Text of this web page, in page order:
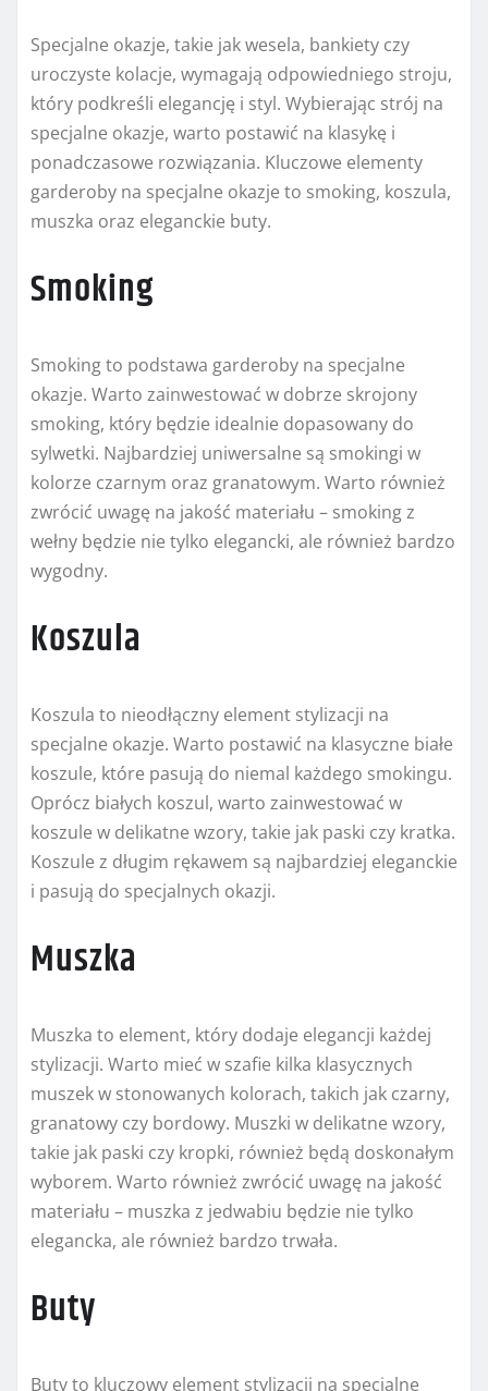
Specjalne okazje, takie jak wesela, bankiety czy
uroczyste kolacje, wymagają odpowiedniego stroju,
który podkreśli elegancję i styl. Wybierając strój na
specjalne okazje, warto postawić na klasykę i
ponadczasowe rozwiązania. Kluczowe elementy
garderoby na specjalne okazje to smoking, koszula,
muszka oraz eleganckie buty.
Smoking
Smoking to podstawa garderoby na specjalne
okazje. Warto zainwestować w dobrze skrojony
smoking, który będzie idealnie dopasowany do
sylwetki. Najbardziej uniwersalne są smokingi w
kolorze czarnym oraz granatowym. Warto również
zwrócić uwagę na jakość materiału – smoking z
wełny będzie nie tylko elegancki, ale również bardzo
wygodny.
Koszula
Koszula to nieodłączny element stylizacji na
specjalne okazje. Warto postawić na klasyczne białe
koszule, które pasują do niemal każdego smokingu.
Oprócz białych koszul, warto zainwestować w
koszule w delikatne wzory, takie jak paski czy kratka.
Koszule z długim rękawem są najbardziej eleganckie
i pasują do specjalnych okazji.
Muszka
Muszka to element, który dodaje elegancji każdej
stylizacji. Warto mieć w szafie kilka klasycznych
muszek w stonowanych kolorach, takich jak czarny,
granatowy czy bordowy. Muszki w delikatne wzory,
takie jak paski czy kropki, również będą doskonałym
wyborem. Warto również zwrócić uwagę na jakość
materiału – muszka z jedwabiu będzie nie tylko
elegancka, ale również bardzo trwała.
Buty
Buty to kluczowy element stylizacji na specjalne